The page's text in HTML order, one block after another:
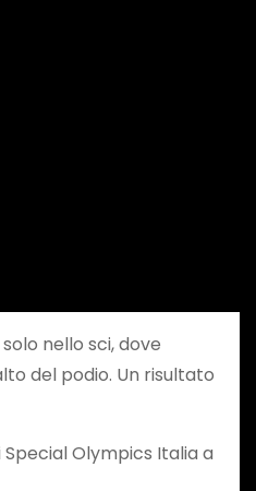
nello sci, dove
del podio. Un risultato
Special Olympics Italia a